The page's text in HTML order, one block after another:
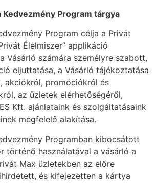
Kedvezmény Program tárgya
Program célja a Privát
Élelmiszer” applikáció
Vásárló számára személyre szabott,
eljuttatása, a Vásárló tájékoztatása
akciókról, promóciókról és
az üzletek elérhetőségéről,
Kft. ajánlataink és szolgáltatásaink
megfelelő alakítása.
Programban kibocsátott
történő használatával a vásárló a
Max üzletekben az előre
és kifejezetten a kártya